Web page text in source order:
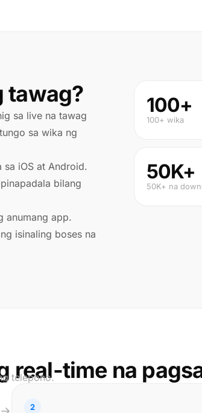
tawag?
sa live na tawag
sa wika ng
iOS at Android.
bilang
anumang app.
isinaling boses na
100+
100+ wika
50K+
50K+ na
real-time na
telepono.
2